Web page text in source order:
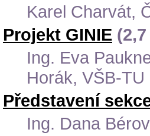
Karel Charvát,
Projekt GINIE
Ing. Eva
Horák, VŠB-
Představení
Ing. Dana